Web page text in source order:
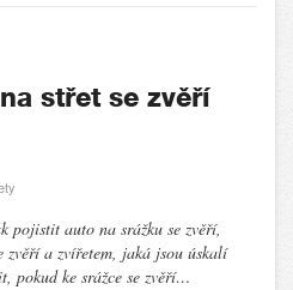
střet se zvěří
pojistit auto na srážku se zvěří,
zvěří a zvířetem, jaká jsou úskalí
pokud ke srážce se zvěří…